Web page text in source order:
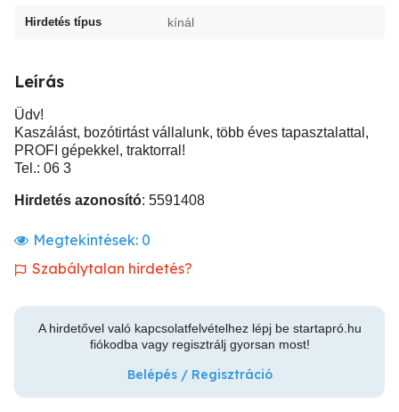
Hirdetés típus kínál
Leírás
Üdv!
Kaszálást, bozótirtást vállalunk, több éves tapasztalattal,
PROFI gépekkel, traktorral!
Tel.: 06 3
Hirdetés azonosító: 5591408
Megtekintések: 0
Szabálytalan hirdetés?
A hirdetővel való kapcsolatfelvételhez lépj be startapró.hu
fiókodba vagy regisztrálj gyorsan most!
Belépés / Regisztráció